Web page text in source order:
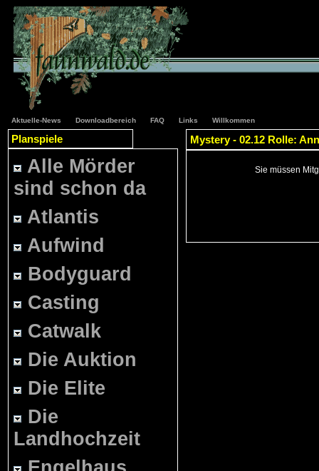
Aktuelle-News Downloadbereich FAQ Links Willkommen
Planspiele
Alle Mörder
sind schon da
Atlantis
Aufwind
Bodyguard
Casting
Catwalk
Die Auktion
Die Elite
Die
Landhochzeit
Mystery - 02.12 Rolle:
Sie müssen